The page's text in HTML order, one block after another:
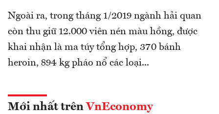
Ngoài ra, trong tháng 1/2019 ngành hải quan
còn thu giữ 12.000 viên nén màu hồng, được
khai nhận là ma túy tổng hợp, 370 bánh
heroin, 894 kg pháo nổ các loại...
Mới nhất trên VnEconomy